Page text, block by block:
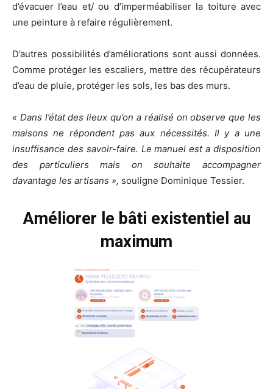
d’évacuer l’eau et/ ou d’imperméabiliser la toiture avec
une peinture à refaire régulièrement.
D’autres possibilités d’améliorations sont aussi données.
Comme protéger les escaliers, mettre des récupérateurs
d’eau de pluie, protéger les sols, les bas des murs.
« Dans l’état des lieux qu’on a réalisé on observe que les
maisons ne répondent pas aux nécessités. Il y a une
insuffisance des savoir-faire. Le manuel est a disposition
des particuliers mais on souhaite accompagner
davantage les artisans », souligne Dominique Tessier.
Améliorer le bâti existentiel au
maximum